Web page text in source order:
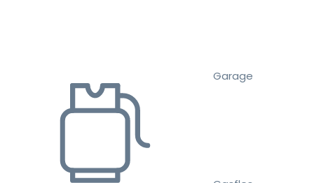
Garage